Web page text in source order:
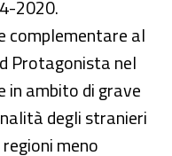
2020.
complementare al
Protagonista nel
in ambito di grave
degli stranieri
meno